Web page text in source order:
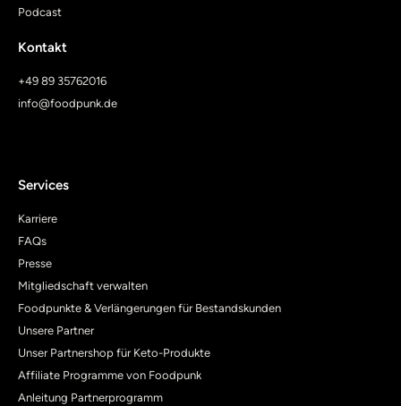
Podcast
Kontakt
+49 89 35762016
info@foodpunk.de
Services
Karriere
FAQs
Presse
Mitgliedschaft verwalten
Foodpunkte & Verlängerungen für Bestandskunden
Unsere Partner
Unser Partnershop für Keto-Produkte
Affiliate Programme von Foodpunk
Anleitung Partnerprogramm